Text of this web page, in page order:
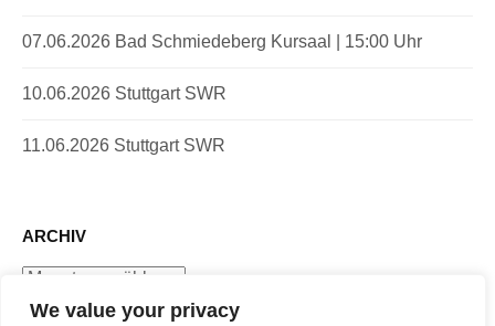
We value your privacy
07.06.2026 Bad Schmiedeberg Kursaal | 15:00 Uhr
10.06.2026 Stuttgart SWR
11.06.2026 Stuttgart SWR
ARCHIV
Archiv